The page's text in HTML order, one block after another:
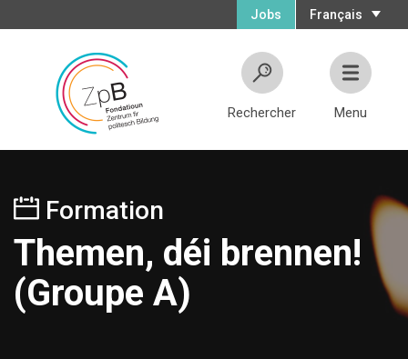
Français
Jobs
Rechercher Menu
Formation
Themen, déi brennen!
(Groupe A)